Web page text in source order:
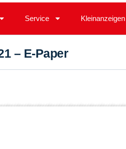
Service Kleinanzeigen
– E-Paper